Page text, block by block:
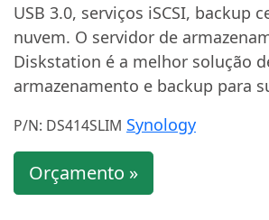
USB 3.0, serviços iSCSI, backup
nuvem. O servidor de
Diskstation é a melhor solução
armazenamento e backup para
P/N: DS414SLIM Synology
Orçamento »